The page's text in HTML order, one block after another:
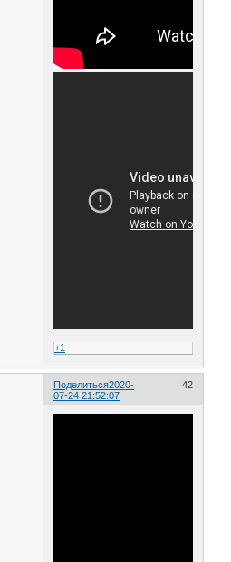
+1
Поделиться 42
2020-
07-24 21:52:07